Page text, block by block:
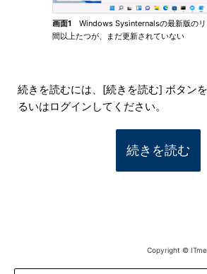
画面1 Windows Sysinternalsの最新版のリ
間以上たつが、まだ更新されていない
続きを読むには、[続きを読む] ボタン
るいはログインしてください。
続きを読む
Copyright ©